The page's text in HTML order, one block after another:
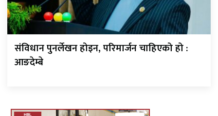
संविधान पुनर्लेखन होइन, परिमार्जन चाहिएको हो :
आङदेम्बे